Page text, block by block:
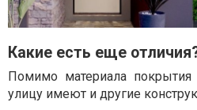
Какие есть еще
Помимо материала
улицу имеют и другие